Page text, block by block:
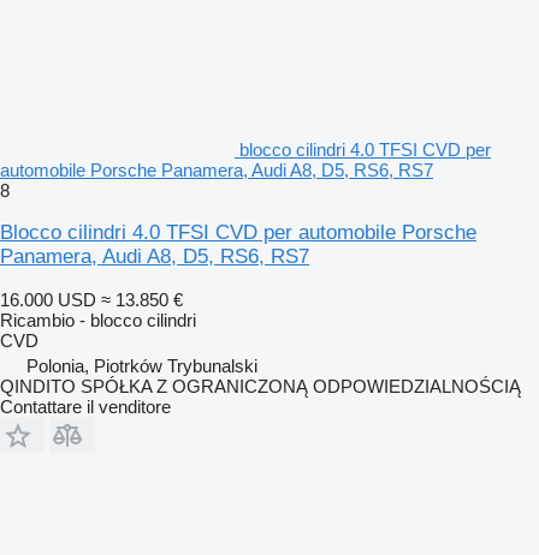
blocco cilindri 4.0 TFSI CVD per
automobile Porsche Panamera, Audi A8, D5, RS6, RS7
8
Blocco cilindri 4.0 TFSI CVD per automobile Porsche
Panamera, Audi A8, D5, RS6, RS7
16.000 USD ≈ 13.850 €
Ricambio - blocco cilindri
CVD
Polonia, Piotrków Trybunalski
QINDITO SPÓŁKA Z OGRANICZONĄ ODPOWIEDZIALNOŚCIĄ
Contattare il venditore